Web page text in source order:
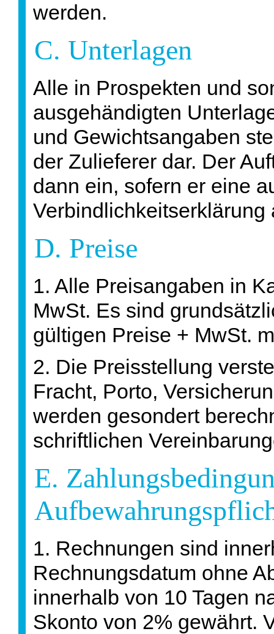
werden.
C. Unterlagen
Alle in Prospekten und
ausgehändigten
und Gewichtsangaben
der Zulieferer dar. Der
dann ein, sofern er eine
Verbindlichkeitserklärung
D. Preise
1. Alle Preisangaben in
MwSt. Es sind
gültigen Preise + MwSt.
2. Die Preisstellung
Fracht, Porto,
werden gesondert
schriftlichen
E.
1. Rechnungen sind
Rechnungsdatum ohne
innerhalb von 10 Tagen
Skonto von 2% gewährt.